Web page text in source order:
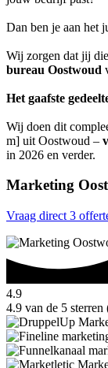
Dan ben je aan het
Wij zorgen dat jij
bureau Oostwoud
Het gaafste
Wij doen dit
m] uit Oostwoud –
in 2026 en verder.
Marketing
Vraag direct 3
4.9
4.9 van de 5 sterren